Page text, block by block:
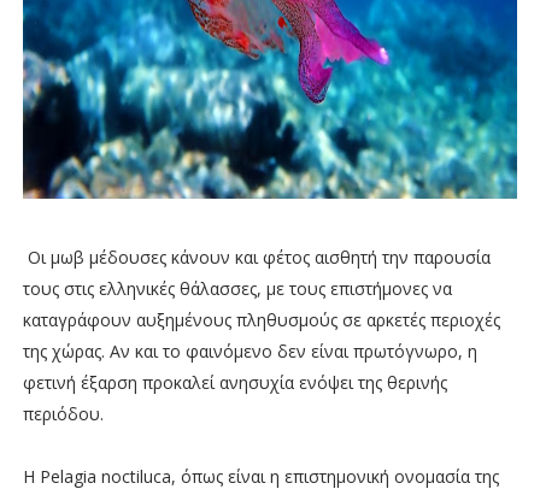
Οι μωβ μέδουσες κάνουν και φέτος αισθητή την παρουσία
τους στις ελληνικές θάλασσες, με τους επιστήμονες να
καταγράφουν αυξημένους πληθυσμούς σε αρκετές περιοχές
της χώρας. Αν και το φαινόμενο δεν είναι πρωτόγνωρο, η
φετινή έξαρση προκαλεί ανησυχία ενόψει της θερινής
περιόδου.
Η Pelagia noctiluca, όπως είναι η επιστημονική ονομασία της